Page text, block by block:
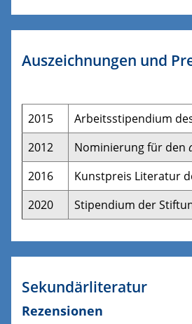
Auszeichnungen und
2015
Arbeitsstipendium
2012
Nominierung für den
2016
Kunstpreis Literatur
2020
Stipendium der
Sekundärliteratur
Rezensionen